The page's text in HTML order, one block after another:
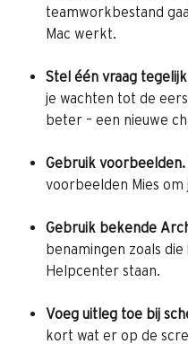
teamworkbestand
Mac werkt.
Stel één vraag
je wachten tot de
beter – een nieuwe
Gebruik voorbeelden.
voorbeelden Mies
Gebruik bekende
benamingen zoals
Helpcenter staan.
Voeg uitleg toe bij
kort wat er op de